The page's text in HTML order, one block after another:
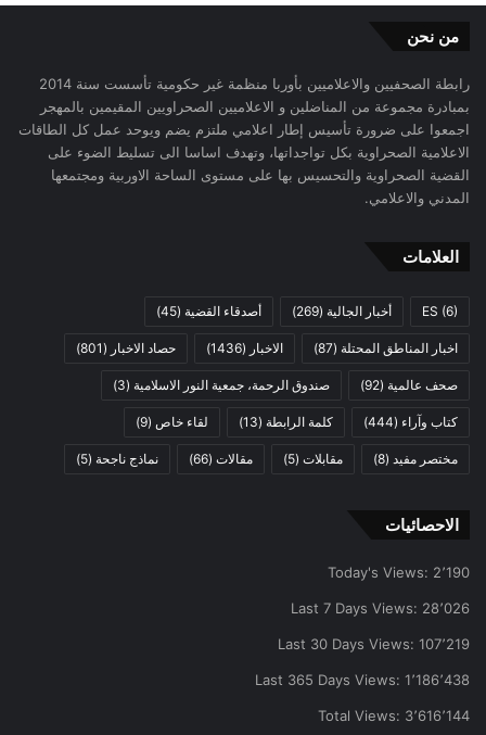
من نحن
رابطة الصحفيين والاعلاميين بأوربا منظمة غير حكومية تأسست سنة 2014
بمبادرة مجموعة من المناضلين و الاعلاميين الصحراويين المقيمين بالمهجر
اجمعوا على ضرورة تأسيس إطار اعلامي ملتزم يضم ويوحد عمل كل الطاقات
الاعلامية الصحراوية بكل تواجداتها، وتهدف اساسا الى تسليط الضوء على
القضية الصحراوية والتحسيس بها على مستوى الساحة الاوربية ومجتمعها
المدني والاعلامي.
العلامات
ES (6) أخبار الجالية (269) أصدقاء القضية (45)
اخبار المناطق المحتلة (87) الاخبار (1436) حصاد الاخبار (801)
صحف عالمية (92) صندوق الرحمة، جمعية النور الاسلامية (3)
كتاب وآراء (444) كلمة الرابطة (13) لقاء خاص (9)
مختصر مفيد (8) مقابلات (5) مقالات (66) نماذج ناجحة (5)
الاحصائيات
Today's Views: 2٬190
Last 7 Days Views: 28٬026
Last 30 Days Views: 107٬219
Last 365 Days Views: 1٬186٬438
Total Views: 3٬616٬144